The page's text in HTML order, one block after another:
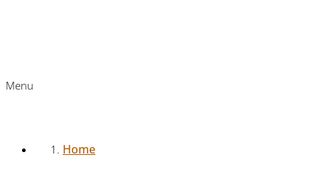
Menu
Home